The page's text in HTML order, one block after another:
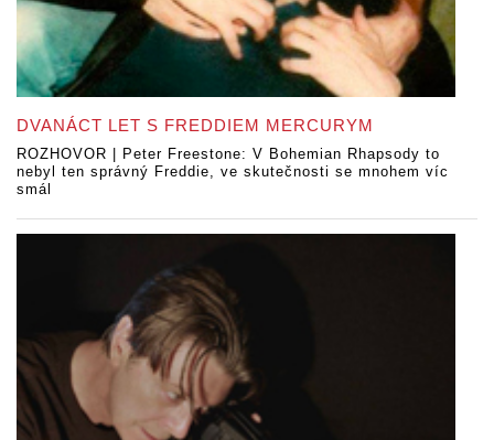
DVANÁCT LET S FREDDIEM MERCURYM
ROZHOVOR | Peter Freestone: V Bohemian Rhapsody to
nebyl ten správný Freddie, ve skutečnosti se mnohem víc
smál